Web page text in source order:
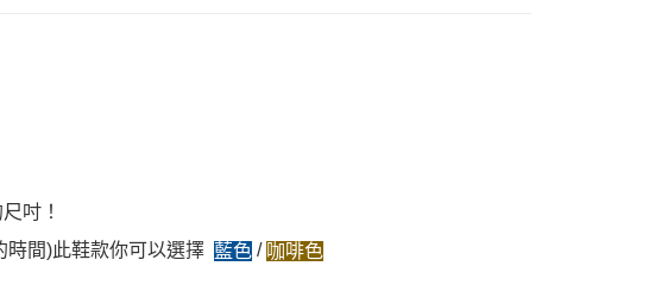
吋！
時間)此鞋款你可以選擇藍色 / 咖啡色